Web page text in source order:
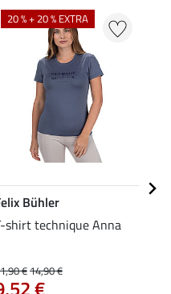
20 % + 20 % EXTRA
Bühler
shirt technique Anna
€14,90 €
€